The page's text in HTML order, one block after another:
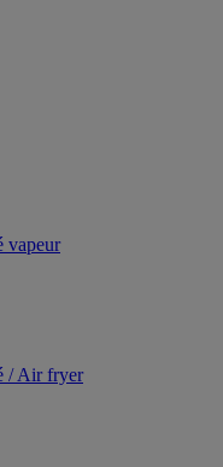
vapeur
/ Air fryer